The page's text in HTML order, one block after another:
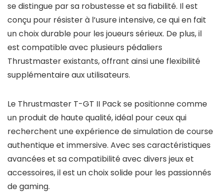
se distingue par sa robustesse et sa fiabilité. Il est
conçu pour résister à l’usure intensive, ce qui en fait
un choix durable pour les joueurs sérieux. De plus, il
est compatible avec plusieurs pédaliers
Thrustmaster existants, offrant ainsi une flexibilité
supplémentaire aux utilisateurs.
Le Thrustmaster T-GT II Pack se positionne comme
un produit de haute qualité, idéal pour ceux qui
recherchent une expérience de simulation de course
authentique et immersive. Avec ses caractéristiques
avancées et sa compatibilité avec divers jeux et
accessoires, il est un choix solide pour les passionnés
de gaming.